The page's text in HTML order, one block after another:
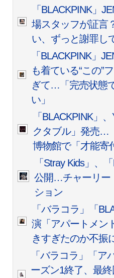
「BLACKPINK」
場スタッフが証言
い、ずっと謝罪し
「BLACKPINK」
も着ている“この”
ぎて…「完売状態
い」
「BLACKPINK」
クタブル」発売…
博物館で「才能寄
「Stray Kids」、
公開…チャーリー
ション
「バラコラ」「
演「アパートメン
きすぎたのか不振
「バラコラ」「ア
ーズン1終了、最